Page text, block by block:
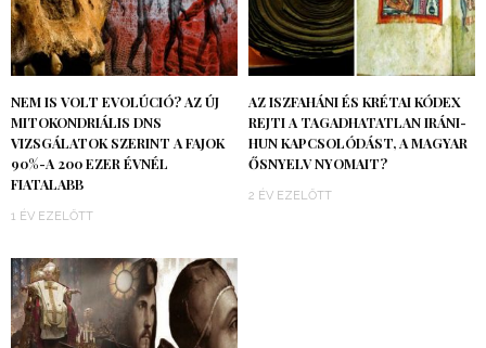
NEM IS VOLT EVOLÚCIÓ? AZ ÚJ
MITOKONDRIÁLIS DNS
VIZSGÁLATOK SZERINT A FAJOK
90%-A 200 EZER ÉVNÉL
FIATALABB
1 ÉV EZELŐTT
AZ ISZFAHÁNI ÉS KRÉTAI KÓDEX
REJTI A TAGADHATATLAN IRÁNI-
HUN KAPCSOLÓDÁST, A MAGYAR
ŐSNYELV NYOMAIT?
2 ÉV EZELŐTT